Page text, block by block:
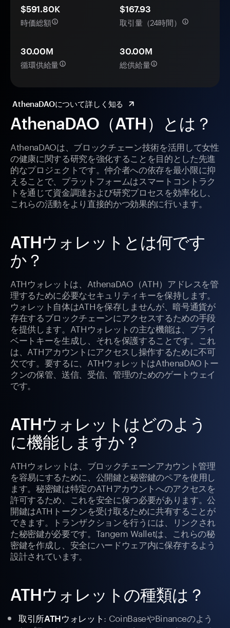
AthenaDAO（ATH）とは？
AthenaDAOは、ブロックチェーン技術を活用して女性
の健康に関する研究を強化することを目的とした先進
的なプロジェクトです。仲介者への依存を最小限に抑
えることで、プラットフォームはスマートコントラク
トを通じて資金調達および研究プロセスを効率化し、
これらの活動をより直接的かつ効果的に行います。
ATHウォレットとは何です
か？
ATHウォレットは、AthenaDAO（ATH）アドレスを管
理するために必要なセキュリティキーを保持します。
ウォレット自体はATHを保存しませんが、暗号通貨が
存在するブロックチェーンにアクセスするための手段
を提供します。ATHウォレットの主な機能は、プライ
ベートキーを生成し、それを保護することです。これ
は、ATHアカウントにアクセスし操作するために不可
欠です。要するに、ATHウォレットはAthenaDAOトー
クンの保管、送信、受信、管理のためのゲートウェイ
です。
ATHウォレットはどのよう
に機能しますか？
ATHウォレットは、ブロックチェーンアカウント管理
を容易にするために、公開鍵と秘密鍵のペアを使用し
ます。秘密鍵は特定のATHアカウントへのアクセスを
許可するため、これを安全に保つ必要があります。公
開鍵はATHトークンを受け取るために共有することが
できます。トランザクションを行うには、リンクされ
た秘密鍵が必要です。Tangem Walletは、これらの秘
密鍵を作成し、安全にハードウェア内に保存するよう
設計されています。
ATHウォレットの種類は？
取引所ATHウォレット : CoinBaseやBinanceのよう
$591.80K
時価総額
$167.93
取引量（24時間）
30.00M
循環供給量
30.00M
総供給量
AthenaDAOについて詳しく知る